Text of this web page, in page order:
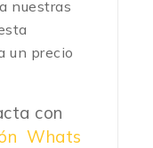
nuestras
un precio
con
Whats